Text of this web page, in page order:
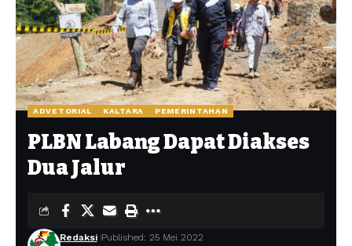
ADVETORIAL KALTARA PEMERINTAHAN
PLBN Labang Dapat Diakses
Dua Jalur
Redaksi Published: 25 Mei 2022